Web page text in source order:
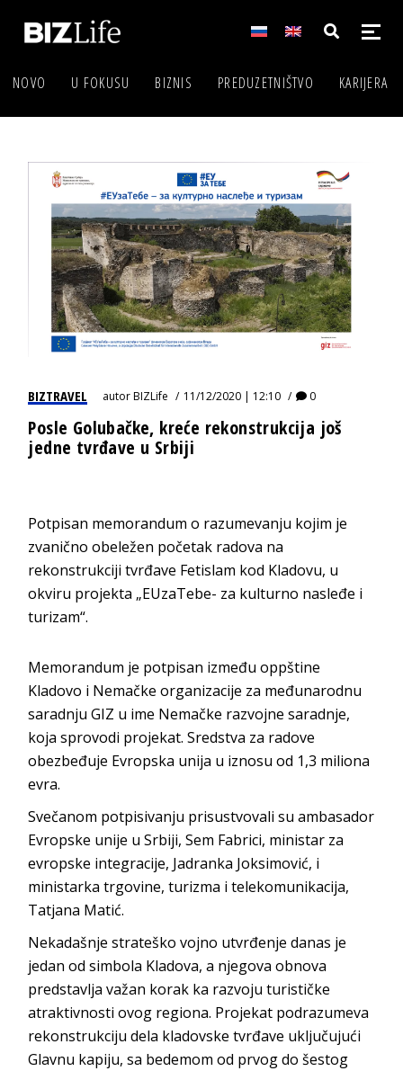
NOVO U FOKUSU BIZNIS PREDUZETNIŠTVO KARIJERA
BIZTRAVEL autorBIZLife 11/12/2020 | 12:10 0
Posle Golubačke, kreće rekonstrukcija još
jedne tvrđave u Srbiji
Potpisan memorandum o razumevanju kojim je
zvanično obeležen početak radova na
rekonstrukciji tvrđave Fetislam kod Kladovu, u
okviru projekta „EUzaTebe- za kulturno nasleđe i
turizam“.
Memorandum je potpisan između oppštine
Kladovo i Nemačke organizacije za međunarodnu
saradnju GIZ u ime Nemačke razvojne saradnje,
koja sprovodi projekat. Sredstva za radove
obezbeđuje Evropska unija u iznosu od 1,3 miliona
evra.
Svečanom potpisivanju prisustvovali su ambasador
Evropske unije u Srbiji, Sem Fabrici, ministar za
evropske integracije, Jadranka Joksimović, i
ministarka trgovine, turizma i telekomunikacija,
Tatjana Matić.
Nekadašnje strateško vojno utvrđenje danas je
jedan od simbola Kladova, a njegova obnova
predstavlja važan korak ka razvoju turističke
atraktivnosti ovog regiona. Projekat podrazumeva
rekonstrukciju dela kladovske tvrđave uključujući
Glavnu kapiju, sa bedemom od prvog do šestog